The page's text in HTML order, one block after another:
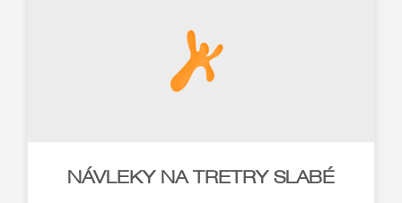
NÁVLEKY NA TRETRY SLABÉ